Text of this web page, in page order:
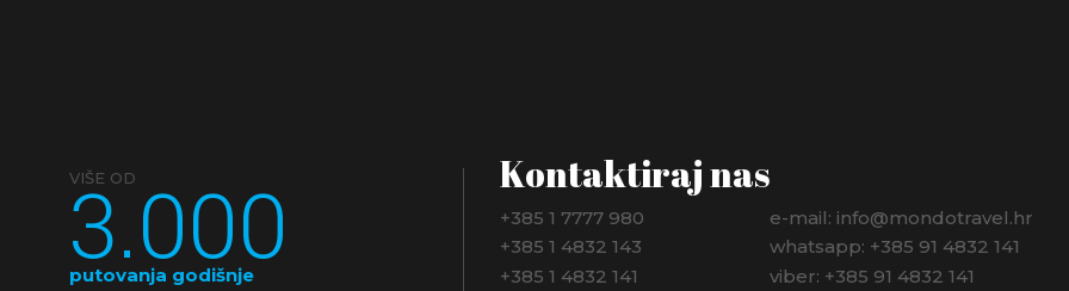
VIŠE OD
3.000
putovanja godišnje
Kontaktiraj nas
+385 1 7777 980
+385 1 4832 143
+385 1 4832 141
e-mail: info@mondotravel.hr
whatsapp: +385 91 4832 141
viber: +385 91 4832 141